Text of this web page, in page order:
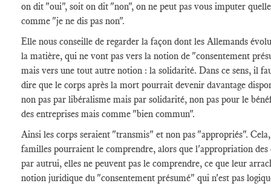
on dit "oui", soit on dit "non", on ne peut pas vous imputer
comme "je ne dis pas non".
Elle nous conseille de regarder la façon dont les Allemands
la matière, qui ne vont pas vers la notion de "consentement
mais vers une tout autre notion : la solidarité. Dans ce sens, il
dire que le corps après la mort pourrait devenir davantage
non pas par libéralisme mais par solidarité, non pas pour le
des entreprises mais comme "bien commun".
Ainsi les corps seraient "transmis" et non pas "appropriés".
familles pourraient le comprendre, alors que l'appropriation des
par autrui, elles ne peuvent pas le comprendre, ce que leur
notion juridique du "consentement présumé" qui n'est pas